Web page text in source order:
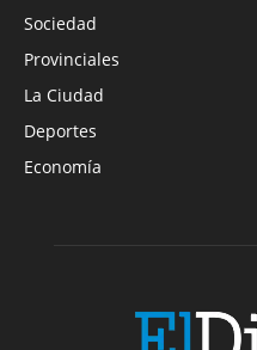
Sociedad
Provinciales
La Ciudad
Deportes
Economía